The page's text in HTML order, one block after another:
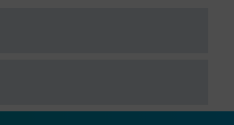
oder im Siemeca™ AMR